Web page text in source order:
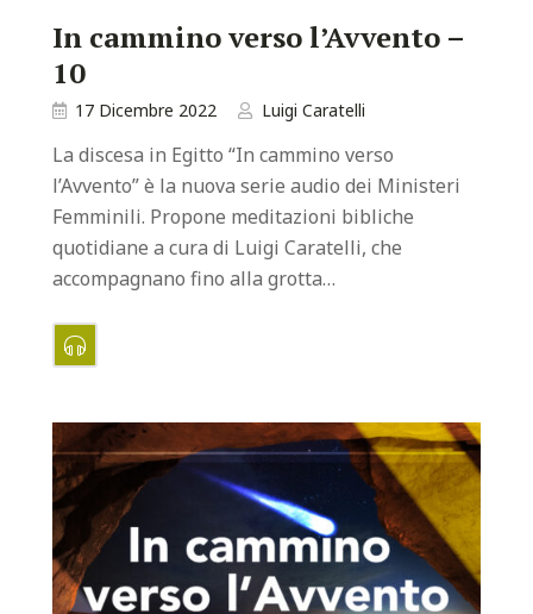
In cammino verso l’Avvento –
10
17 Dicembre 2022 Luigi Caratelli
La discesa in Egitto “In cammino verso
l’Avvento” è la nuova serie audio dei Ministeri
Femminili. Propone meditazioni bibliche
quotidiane a cura di Luigi Caratelli, che
accompagnano fino alla grotta…